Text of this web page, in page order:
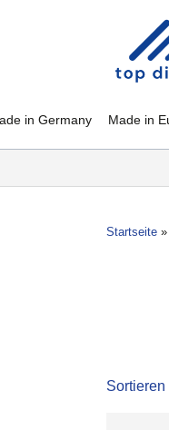
in Germany Made in
Startseite
Sortieren